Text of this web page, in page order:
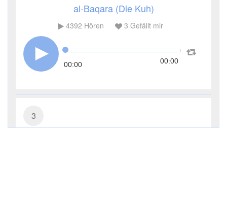
al-Baqara (Die Kuh)
4392 Hören 3 Gefällt mir
00:00 00:00
3